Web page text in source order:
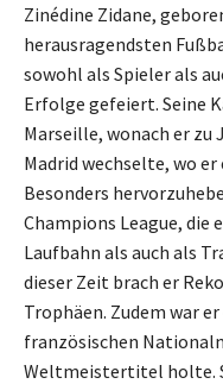
Zinédine Zidane,
herausragendsten
sowohl als Spieler als
Erfolge gefeiert. Seine
Marseille, wonach er zu
Madrid wechselte, wo
Besonders
Champions League, die
Laufbahn als auch als
dieser Zeit brach er
Trophäen. Zudem war
französischen
Weltmeistertitel holte.